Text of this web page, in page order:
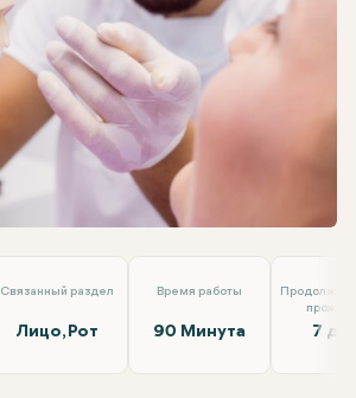
WhatsApp
Telegram
Электронная почта
Связанный раздел
Лицо, Рот
Время работы
90 Минута 7